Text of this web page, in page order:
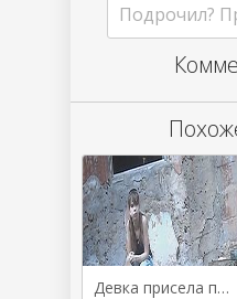
Подрочил?
Девка присела посрать на улице